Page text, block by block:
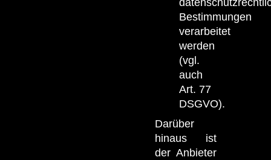
Bestimmungen
verarbeitet
werden
(vgl.
auch
Art. 77
DSGVO).
Darüber
hinaus ist
der Anbieter